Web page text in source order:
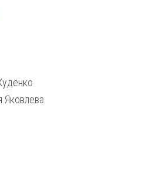
Яковлева